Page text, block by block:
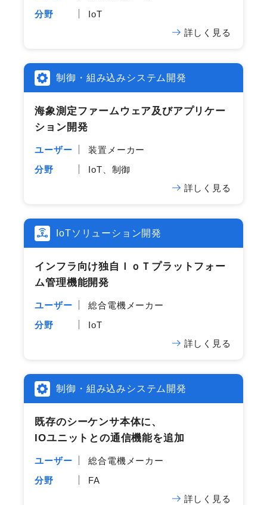
分野
IoT
詳しく見る
制御・組み込みシステム開発
海象測定ファームウェア及びアプリケー
ション開発
ユーザー
装置メーカー
分野
IoT、制御
詳しく見る
IoTソリューション開発
インフラ向け独自ＩｏＴプラットフォー
ム管理機能開発
ユーザー
総合電機メーカー
分野
IoT
詳しく見る
制御・組み込みシステム開発
既存の​シーケンサ本体に、​
IOユニットとの​通信機能を​追加
ユーザー
総合電機メーカー
分野
FA
詳しく見る